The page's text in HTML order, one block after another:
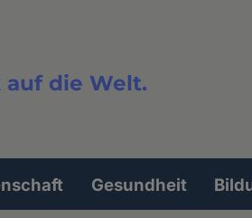
auf die Welt.
Gesundheit